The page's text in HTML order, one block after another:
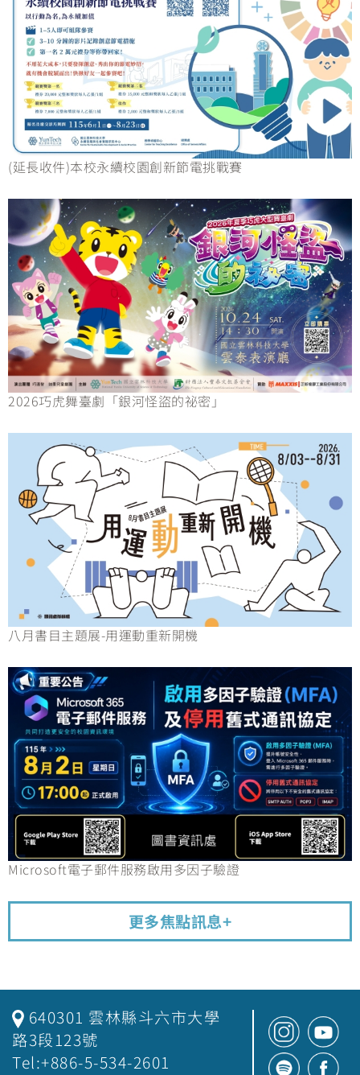
(延長收件)本校永續校園創新節電挑戰賽
2026巧虎舞臺劇「銀河怪盜的祕密」
八月書目主題展-用運動重新開機
Microsoft電子郵件服務啟用多因子驗證
更多焦點訊息+
640301 雲林縣斗六市大學
路3段123號
Tel:+886-5-534-2601